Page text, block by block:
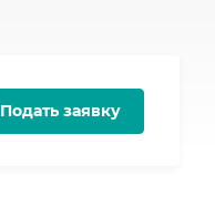
Подать заявку